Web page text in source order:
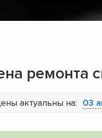
ремонта
актуальны на: 03